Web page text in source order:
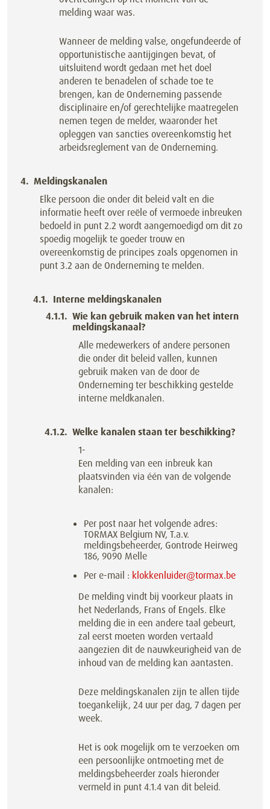
melding waar was.
Wanneer de melding valse, ongefundeerde of
opportunistische aantijgingen bevat, of
uitsluitend wordt gedaan met het doel
anderen te benadelen of schade toe te
brengen, kan de Onderneming passende
disciplinaire en/of gerechtelijke maatregelen
nemen tegen de melder, waaronder het
opleggen van sancties overeenkomstig het
arbeidsreglement van de Onderneming.
Meldingskanalen
Elke persoon die onder dit beleid valt en die
informatie heeft over reële of vermoede inbreuken
bedoeld in punt 2.2 wordt aangemoedigd om dit zo
spoedig mogelijk te goeder trouw en
overeenkomstig de principes zoals opgenomen in
punt 3.2 aan de Onderneming te melden.
Interne meldingskanalen
Wie kan gebruik maken van het intern
meldingskanaal?
Alle medewerkers of andere personen
die onder dit beleid vallen, kunnen
gebruik maken van de door de
Onderneming ter beschikking gestelde
interne meldkanalen.
Welke kanalen staan ter beschikking?
1-
Een melding van een inbreuk kan
plaatsvinden via één van de volgende
kanalen:
Per post naar het volgende adres:
TORMAX Belgium NV, T.a.v.
meldingsbeheerder, Gontrode Heirweg
186, 9090 Melle
Per e-mail : klokkenluider@tormax.be
De melding vindt bij voorkeur plaats in
het Nederlands, Frans of Engels. Elke
melding die in een andere taal gebeurt,
zal eerst moeten worden vertaald
aangezien dit de nauwkeurigheid van de
inhoud van de melding kan aantasten.
Deze meldingskanalen zijn te allen tijde
toegankelijk, 24 uur per dag, 7 dagen per
week.
Het is ook mogelijk om te verzoeken om
een persoonlijke ontmoeting met de
meldingsbeheerder zoals hieronder
vermeld in punt 4.1.4 van dit beleid.